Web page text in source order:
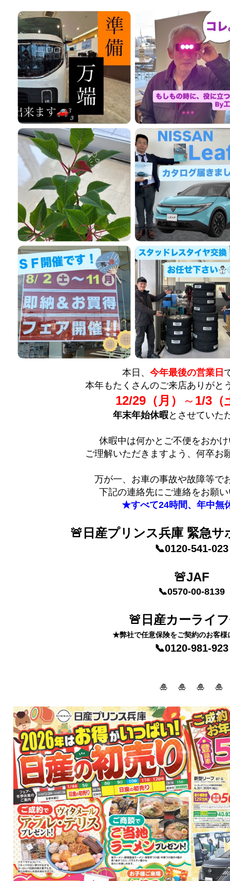
本日、 今年最後の営業日
本年もたくさんのご来店ありがと
12/29（月） ～ 1/3（
年末年始休暇とさせていた
休暇中は何かとご不便をおか
ご理解いただきますよう、何卒お
万が一、お車の事故や故障等で
下記の連絡先にご連絡をお願
★すべて24時間、年中無
🚨日産プリンス兵庫 緊急サ
📞0120-541-023
🚨JAF
📞0570-00-8139
🚨日産カーライ
★弊社で任意保険をご契約のお客
📞0120-981-923
🎍 🎍 🎍 🎍